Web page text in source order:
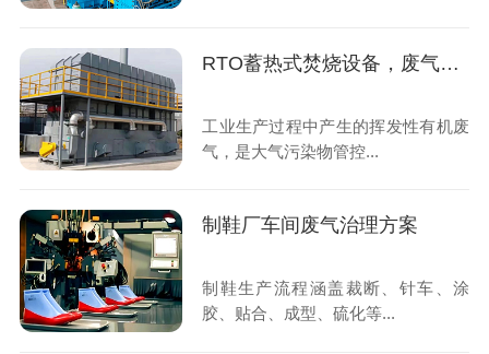
RTO蓄热式焚烧设备，废气治理达标排放的核心设备
工业生产过程中产生的挥发性有机废
气，是大气污染物管控...
制鞋厂车间废气治理方案
制鞋生产流程涵盖裁断、针车、涂
胶、贴合、成型、硫化等...